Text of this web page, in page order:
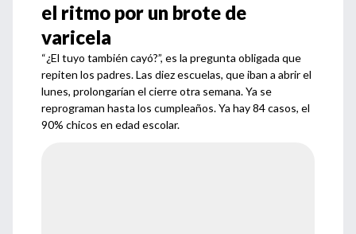
el ritmo por un brote de
varicela
“¿El tuyo también cayó?”, es la pregunta obligada que
repiten los padres. Las diez escuelas, que iban a abrir el
lunes, prolongarían el cierre otra semana. Ya se
reprograman hasta los cumpleaños. Ya hay 84 casos, el
90% chicos en edad escolar.